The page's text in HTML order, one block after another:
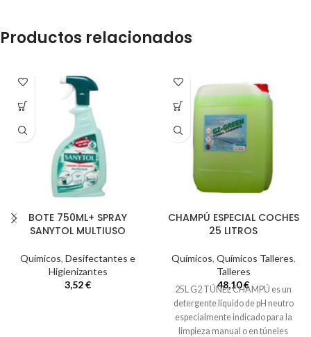
Productos relacionados
BOTE 750ML+ SPRAY
SANYTOL MULTIUSO
Químicos, Desifectantes e
Higienizantes
3,52€
CHAMPÚ ESPECIAL COCHES
25 LITROS
Químicos, Químicos Talleres,
Talleres
48,10€
25L G2 TÚNEL CHAMPÚ es un
detergente líquido de pH neutro
especialmente indicado para la
limpieza manual o en túneles